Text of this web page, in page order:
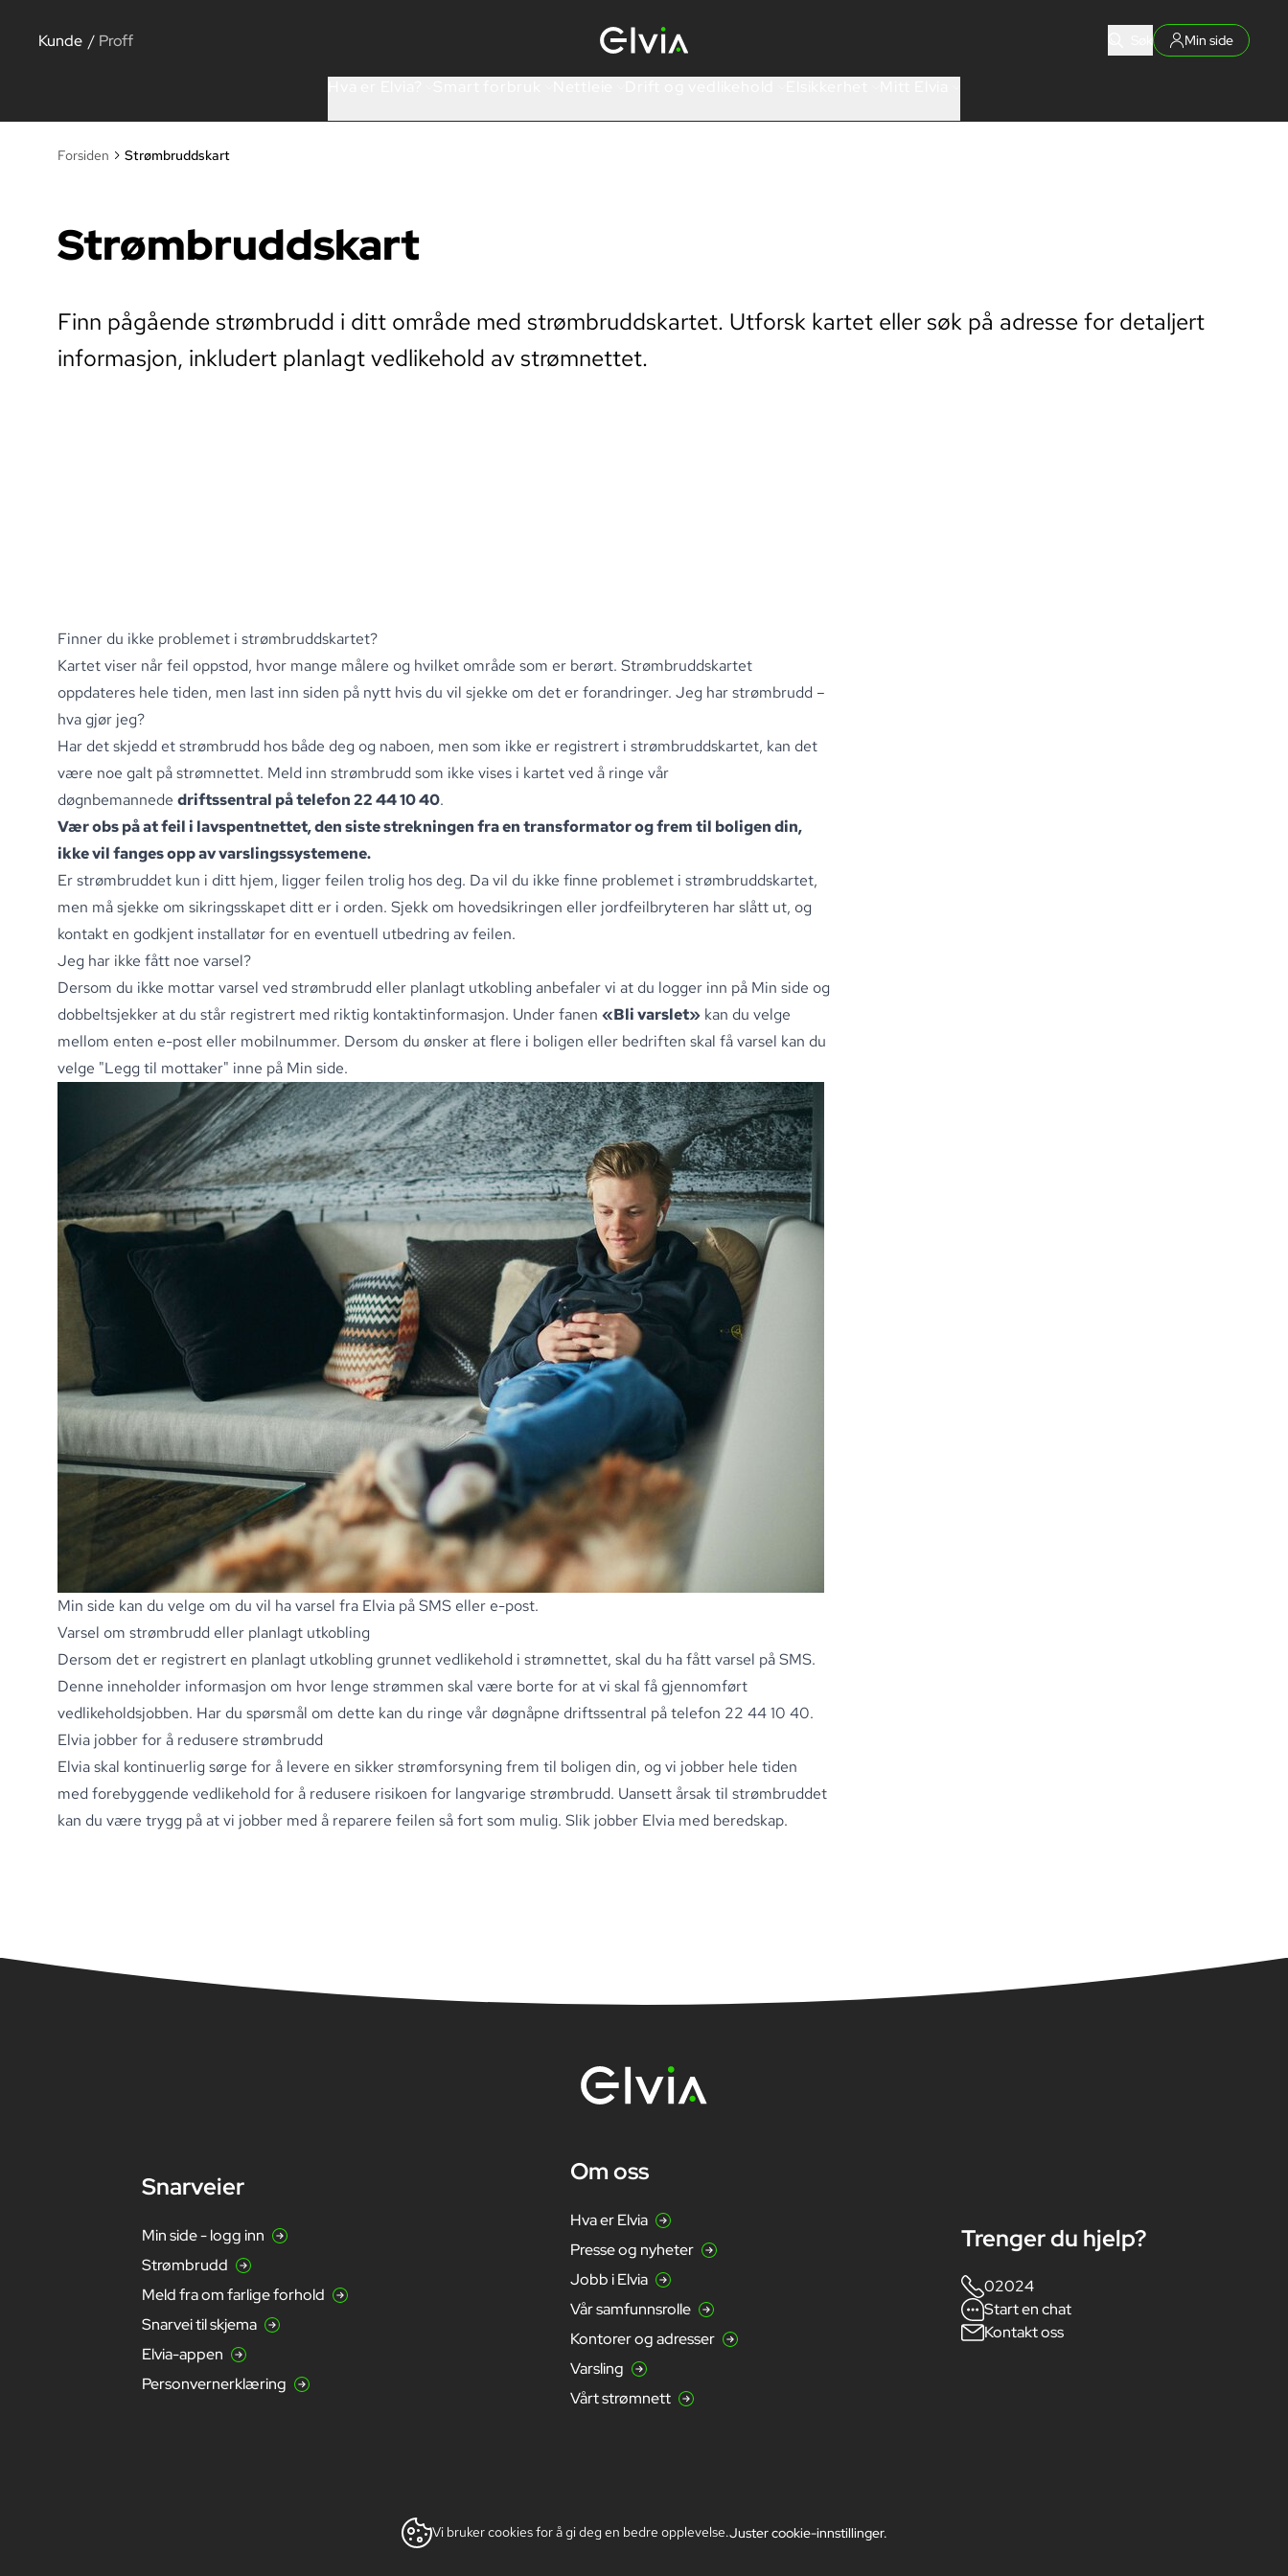
Kunde / Proff Min side
Forsiden Strømbruddskart
Strømbruddskart
Finn pågående strømbrudd i ditt område med strømbruddskartet. Utforsk kartet eller søk på adresse for detaljert
informasjon, inkludert planlagt vedlikehold av strømnettet.
Finner du ikke problemet i strømbruddskartet?
Kartet viser når feil oppstod, hvor mange målere og hvilket område som er berørt. Strømbruddskartet
oppdateres hele tiden, men last inn siden på nytt hvis du vil sjekke om det er forandringer. Jeg har strømbrudd –
hva gjør jeg?
Har det skjedd et strømbrudd hos både deg og naboen, men som ikke er registrert i strømbruddskartet, kan det
være noe galt på strømnettet. Meld inn strømbrudd som ikke vises i kartet ved å ringe vår
døgnbemannede driftssentral på telefon22 44 10 40.
Vær obs på at feil i lavspentnettet, den siste strekningen fra en transformator og frem til boligen din,
ikke vil fanges opp av varslingssystemene.
Er strømbruddet kun i ditt hjem, ligger feilen trolig hos deg. Da vil du ikke finne problemet i strømbruddskartet,
men må sjekke om sikringsskapet ditt er i orden. Sjekk om hovedsikringen eller jordfeilbryteren har slått ut, og
kontakt en godkjent installatør for en eventuell utbedring av feilen.
Jeg har ikke fått noe varsel?
Dersom du ikke mottar varsel ved strømbrudd eller planlagt utkobling anbefaler vi at du logger inn på Min side og
dobbeltsjekker at du står registrert med riktig kontaktinformasjon. Under fanen «Bli varslet» kan du velge
mellom enten e-post eller mobilnummer. Dersom du ønsker at flere i boligen eller bedriften skal få varsel kan du
velge "Legg til mottaker" inne på Min side.
Min side kan du velge om du vil ha varsel fra Elvia på SMS eller e-post.
Varsel om strømbrudd eller planlagt utkobling
Dersom det er registrert en planlagt utkobling grunnet vedlikehold i strømnettet, skal du ha fått varsel på SMS.
Denne inneholder informasjon om hvor lenge strømmen skal være borte for at vi skal få gjennomført
vedlikeholdsjobben. Har du spørsmål om dette kan du ringe vår døgnåpne driftssentral på telefon 22 44 10 40.
Elvia jobber for å redusere strømbrudd
Elvia skal kontinuerlig sørge for å levere en sikker strømforsyning frem til boligen din, og vi jobber hele tiden
med forebyggende vedlikehold for å redusere risikoen for langvarige strømbrudd. Uansett årsak til strømbruddet
kan du være trygg på at vi jobber med å reparere feilen så fort som mulig. Slik jobber Elvia med beredskap.
Snarveier
Min side - logg inn
Strømbrudd
Meld fra om farlige forhold
Snarvei til skjema
Elvia-appen
Personvernerklæring
Om oss
Hva er Elvia
Presse og nyheter
Jobb i Elvia
Vår samfunnsrolle
Kontorer og adresser
Varsling
Vårt strømnett
Trenger du hjelp?
02024
Start en chat
Kontakt oss
Vi bruker cookies for å gi deg en bedre opplevelse.Juster cookie-innstillinger.